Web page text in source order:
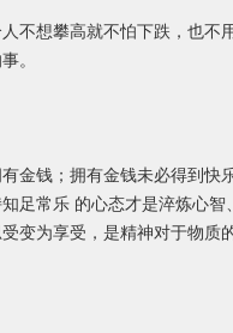
不想攀高就不怕下跌，也不
。
金钱；拥有金钱未必得到快
足常乐 的心态才是淬炼心智
变为享受，是精神对于物质